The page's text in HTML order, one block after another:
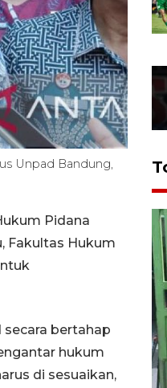
Unpad Bandung,
Pidana
Fakultas Hukum
bertahap
hukum
di sesuaikan,